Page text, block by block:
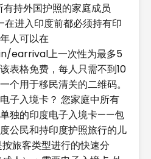
持外国护照的家庭成员
进入印度前都必须持有印
人可以在
earrival上一次性为最多5
表格免费，每人只需不到10
个用于移民清关的二维码。
子入境卡？ 您家庭中所有
独的印度电子入境卡——包
公民和持印度护照旅行的儿
旅客类型进行的快速分